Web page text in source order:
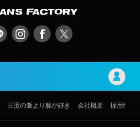
三度の飯より服が好き 会社概要 採用情報